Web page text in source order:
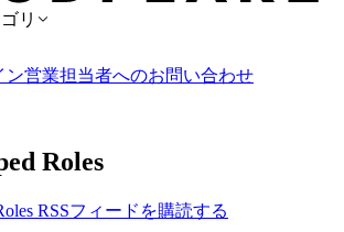
リ
ン営業担当者へのお問い合わせ
Roles
RSSフィードを購読する